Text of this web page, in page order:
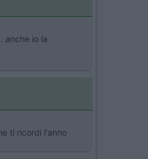
anche io la
ti ricordi l'anno